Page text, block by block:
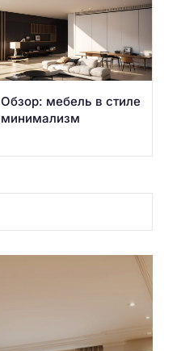
Обзор: мебель в стиле
минимализм